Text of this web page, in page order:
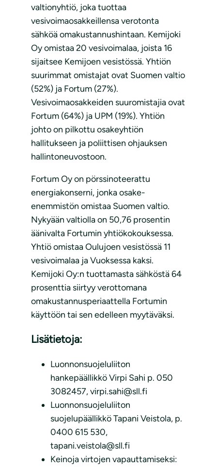
valtionyhtiö, joka tuottaa
vesivoimaosakkeillensa verotonta
sähköä omakustannushintaan. Kemijoki
Oy omistaa 20 vesivoimalaa, joista 16
sijaitsee Kemijoen vesistössä. Yhtiön
suurimmat omistajat ovat Suomen valtio
(52%) ja Fortum (27%).
Vesivoimaosakkeiden suuromistajia ovat
Fortum (64%) ja UPM (19%). Yhtiön
johto on pilkottu osakeyhtiön
hallitukseen ja poliittisen ohjauksen
hallintoneuvostoon.
Fortum Oy on pörssinoteerattu
energiakonserni, jonka osake-
enemmistön omistaa Suomen valtio.
Nykyään valtiolla on 50,76 prosentin
äänivalta Fortumin yhtiökokouksessa.
Yhtiö omistaa Oulujoen vesistössä 11
vesivoimalaa ja Vuoksessa kaksi.
Kemijoki Oy:n tuottamasta sähköstä 64
prosenttia siirtyy verottomana
omakustannusperiaattella Fortumin
käyttöön tai sen edelleen myytäväksi.
Lisätietoja:
Luonnonsuojeluliiton
hankepäällikkö Virpi Sahi p. 050
3082457, virpi.sahi@sll.fi
Luonnonsuojeluliiton
suojelupäällikkö Tapani Veistola, p.
0400 615 530,
tapani.veistola@sll.fi
Keinoja virtojen vapauttamiseksi: